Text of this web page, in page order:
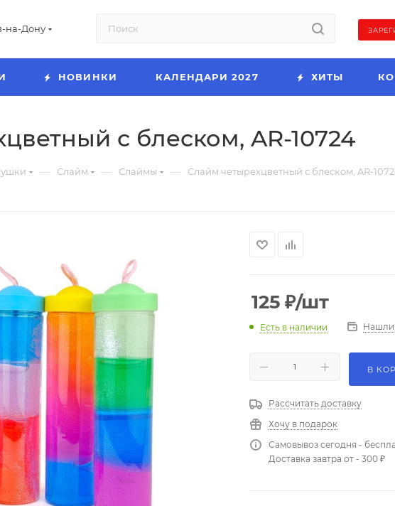
на-Дону
НОВИНКИ КАЛЕНДАРИ 2027 ХИТЫ
с блеском, AR-10724
— Слайм — Слаймы — Слайм четырехцветный с блеском, AR-
125 ₽/шт
Есть в наличии Нашли
В
Рассчитать доставку
Хочу в подарок
Самовывоз сегодня -
Доставка завтра от - 300 ₽